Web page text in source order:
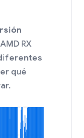
RX
qué